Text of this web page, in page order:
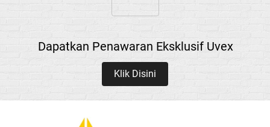
Dapatkan Penawaran Eksklusif Uvex
`Klik Disini